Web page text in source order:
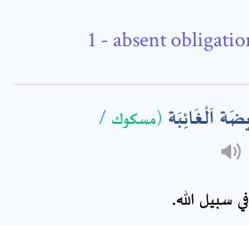
- absent
اَلْغَائِبَة (مسكوك /
سبيل الله.
Comment: *